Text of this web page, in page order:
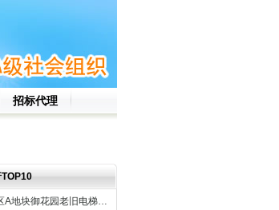
招标代理
A地块御花园老旧电梯…